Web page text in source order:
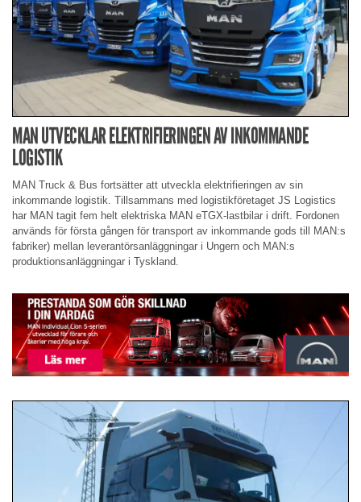
MAN UTVECKLAR ELEKTRIFIERINGEN AV INKOMMANDE
LOGISTIK
MAN Truck & Bus fortsätter att utveckla elektrifieringen av sin
inkommande logistik. Tillsammans med logistikföretaget JS Logistics
har MAN tagit fem helt elektriska MAN eTGX-lastbilar i drift. Fordonen
används för första gången för transport av inkommande gods till MAN:s
fabriker) mellan leverantörsanläggningar i Ungern och MAN:s
produktionsanläggningar i Tyskland.